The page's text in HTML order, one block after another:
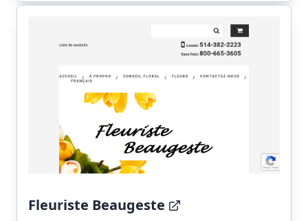
Fleuriste Beaugeste